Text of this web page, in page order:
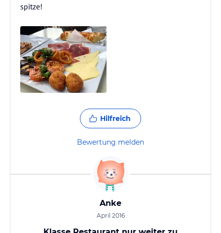
spitze!
Hilfreich
Bewertung melden
Anke
April 2016